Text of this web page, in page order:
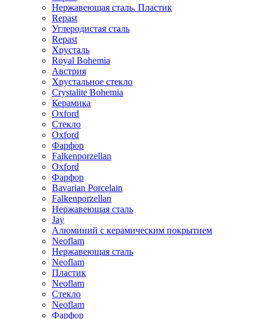
Нержавеющая сталь. Пластик
Repast
Углеродистая сталь
Repast
Хрусталь
Royal Bohemia
Австрия
Хрустальное стекло
Crystalite Bohemia
Керамика
Oxford
Стекло
Oxford
Фарфор
Falkenporzellan
Oxford
Фарфор
Bavarian Porcelain
Falkenporzellan
Нержавеющая сталь
Jay
Алюминий с керамическим покрытием
Neoflam
Нержавеющая сталь
Neoflam
Пластик
Neoflam
Стекло
Neoflam
Фарфор